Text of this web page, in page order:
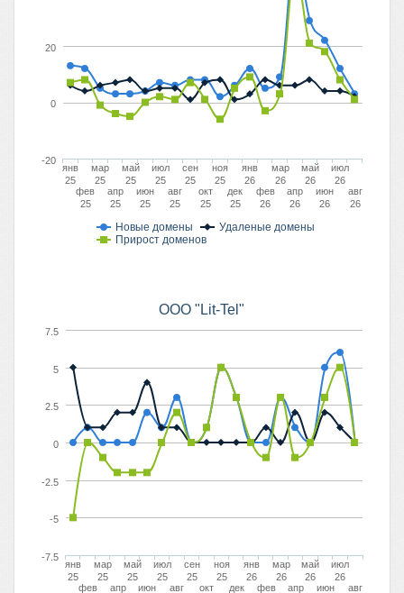
Новые домены
Удаленые домены
Прирост доменов
янв
25
фев
25
мар
25
апр
25
май
25
июн
25
июл
25
авг
25
сен
25
окт
25
ноя
25
дек
25
янв
26
фев
26
мар
26
апр
26
май
26
июн
26
июл
26
авг
26
0
20
-20
OOO "Lit-Tel"
янв
25
фев
мар
25
апр
май
25
июн
июл
25
авг
сен
25
окт
ноя
25
дек
янв
26
фев
мар
26
апр
май
26
июн
июл
26
авг
-7.5
-5
-2.5
0
2.5
5
7.5